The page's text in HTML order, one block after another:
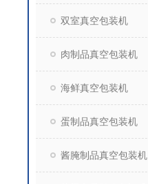
双室真空包装机
肉制品真空包装机
海鲜真空包装机
蛋制品真空包装机
酱腌制品真空包装机